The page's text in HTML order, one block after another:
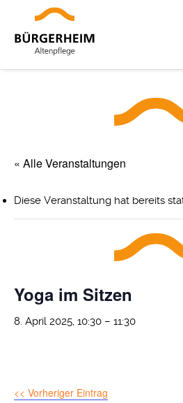
« Alle Veranstaltungen
Diese Veranstaltung hat bereits
Yoga im Sitzen
8. April 2025, 10:30 – 11:30
<< Vorheriger Eintrag